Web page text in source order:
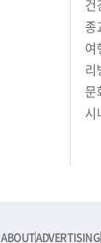
건
종
여
리
문
시
ABOUTADVERTISING